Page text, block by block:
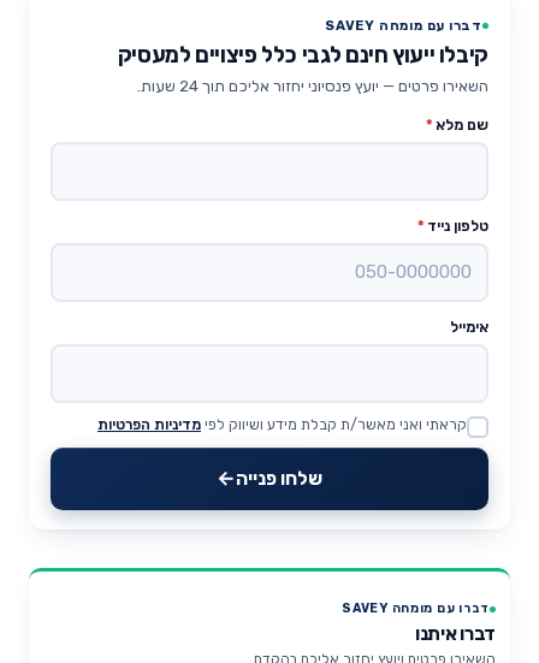
דברו עם מומחה SAVEY
קיבלו ייעוץ חינם לגבי כלל פיצויים למעסיק
השאירו פרטים — יועץ פנסיוני יחזור אליכם תוך 24 שעות.
שם מלא *
טלפון נייד *
אימייל
Website
קראתי ואני מאשר/ת קבלת מידע ושיווק לפי מדיניות הפרטיות
שלחו פנייה
דברו עם מומחה SAVEY
דברו איתנו
השאירו פרטים ויועץ יחזור אליכם בהקדם.